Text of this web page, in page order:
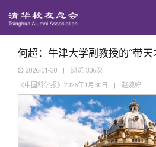
西南联大校友会
义工计划
新媒体平台
青春风采
校友文苑
校友讲坛
何超：牛津大学副教授的“带天
2026-01-30 | 浏览 306次
《中国科学报》2026年1月30日
| 赵婉婷